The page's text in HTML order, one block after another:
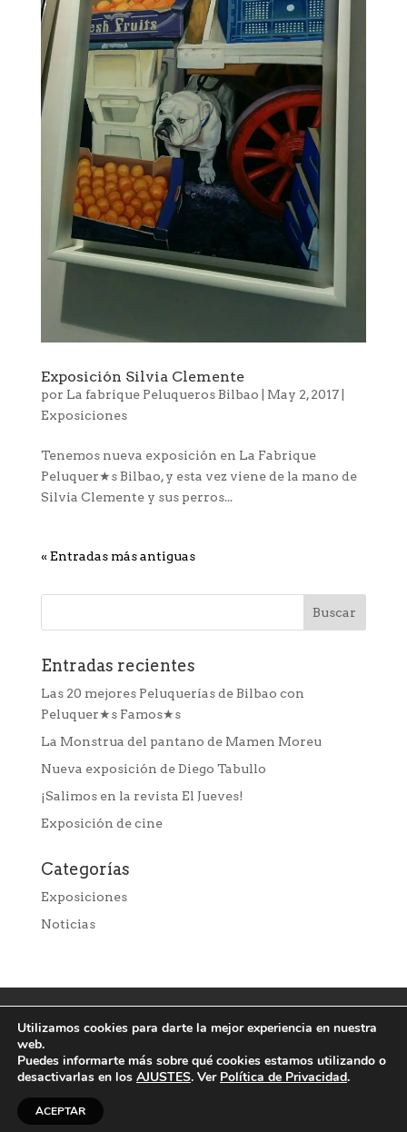
Exposición Silvia Clemente
por La fabrique Peluqueros Bilbao May 2, 2017|
Exposiciones
Tenemos nueva exposición en La Fabrique
Peluquer★s Bilbao, y esta vez viene de la mano de
Silvia Clemente y sus perros...
« Entradas más antiguas
Entradas recientes
Las 20 mejores Peluquerías de Bilbao con
Peluquer★s Famos★s
La Monstrua del pantano de Mamen Moreu
Nueva exposición de Diego Tabullo
¡Salimos en la revista El Jueves!
Exposición de cine
Categorías
Exposiciones
Noticias
© La Fabrique Peluquer★s Bilbao
Utilizamos cookies para darte la mejor experiencia en nuestra
web.
Puedes informarte más sobre qué cookies estamos utilizando o
desactivarlas en los AJUSTES. Ver Política de Privacidad.
ACEPTAR